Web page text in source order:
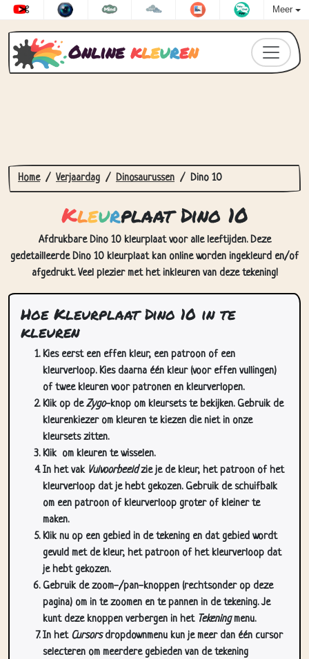
Meer
Online kleuren
Home Verjaardag Dinosaurussen Dino 10
Kleurplaat Dino 10
Afdrukbare Dino 10 kleurplaat voor alle leeftijden. Deze
gedetailleerde Dino 10 kleurplaat kan online worden ingekleurd en/of
afgedrukt. Veel plezier met het inkleuren van deze tekening!
Hoe Kleurplaat Dino 10 in te
kleuren
Kies eerst een effen kleur, een patroon of een
kleurverloop. Kies daarna één kleur (voor effen vullingen)
of twee kleuren voor patronen en kleurverlopen.
Klik op deZygo-knop om kleursets te bekijken. Gebruik de
kleurenkiezer om kleuren te kiezen die niet in onze
kleursets zitten.
Klik om kleuren te wisselen.
In het vak Vulvoorbeeldzie je de kleur, het patroon of het
kleurverloop dat je hebt gekozen. Gebruik de schuifbalk
om een patroon of kleurverloop groter of kleiner te
maken.
Klik nu op een gebied in de tekening en dat gebied wordt
gevuld met de kleur, het patroon of het kleurverloop dat
je hebt gekozen.
Gebruik de zoom-/pan-knoppen (rechtsonder op deze
pagina) om in te zoomen en te pannen in de tekening. Je
kunt deze knoppen verbergen in het Tekeningmenu.
In het Cursorsdropdownmenu kun je meer dan één cursor
selecteren om meerdere gebieden van de tekening